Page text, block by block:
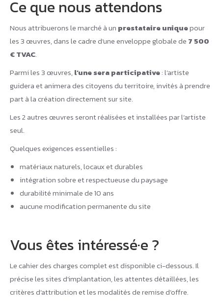
Ce que nous attendons
Nous attribuerons le marché à un prestataire uniquepour
les 3 œuvres, dans le cadre d’une enveloppe globale de 7 500
€ TVAC.
Parmi les 3 œuvres,l’une sera participative: l’artiste
guidera et animera des citoyens du territoire, invités à prendre
part à la création directement sur site.
Les 2 autres œuvres seront réalisées et installées par l’artiste
seul.
Quelques exigences essentielles :
matériaux naturels, locaux et durables
intégration sobre et respectueuse du paysage
durabilité minimale de 10 ans
aucune modification permanente du site
Vous êtes intéressé·e ?
Le cahier des charges complet est disponible ci-dessous. Il
précise les sites d’implantation, les attentes détaillées, les
critères d’attribution et les modalités de remise d’offre.